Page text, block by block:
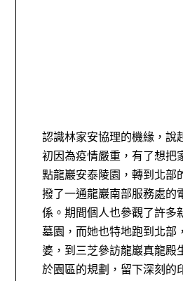
認識林家安協理的機緣，說
初因為疫情嚴重，有了想把
點龍巖安泰陵園，轉到北部
撥了一通龍巖南部服務處的
係。期間個人也參觀了許多
墓園，而她也特地跑到北部
婆，到三芝參訪龍巖真龍殿
於園區的規劃，留下深刻的